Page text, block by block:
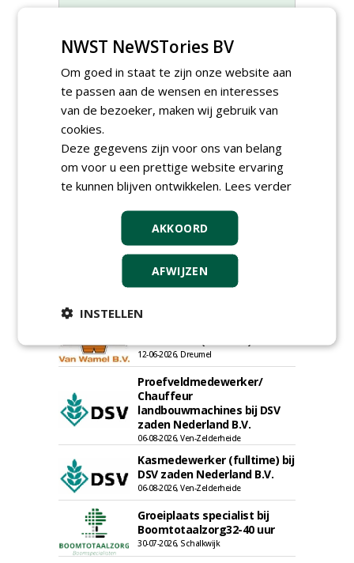
Allround
(fulltime) bij DSV zaden
Nederland B.V.
06-08-2026, Ven Zelderheide
Sportvelden bij
Werkorganisatie BUCH
09-07-2026, Castricum en Uitgeest
Rayon- account manager
Nederland; regio Noord &
regio Zuid
12-06-2026, Dreumel
Proefveldmedewerker/
Chauffeur
landbouwmachines bij DSV
zaden Nederland B.V.
06-08-2026, Ven-Zelderheide
Kasmedewerker (fulltime) bij
DSV zaden Nederland B.V.
06-08-2026, Ven-Zelderheide
Groeiplaats specialist bij
Boomtotaalzorg32-40 uur
30-07-2026, Schalkwijk
NWST NeWSTories BV
Om goed in staat te zijn onze website aan
te passen aan de wensen en interesses
van de bezoeker, maken wij gebruik van
cookies.
Deze gegevens zijn voor ons van belang
om voor u een prettige website ervaring
te kunnen blijven ontwikkelen. Lees verder
AKKOORD
AFWIJZEN
INSTELLEN